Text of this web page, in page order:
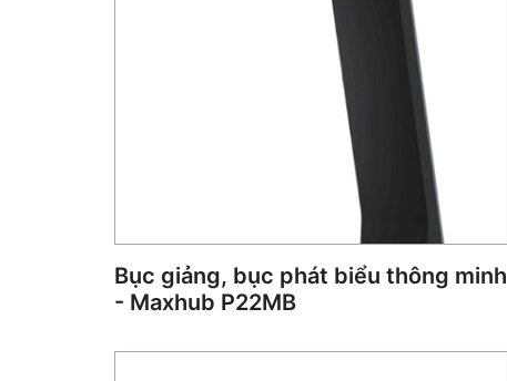
Bục giảng, bục phát biểu thông minh
- Maxhub P22MB